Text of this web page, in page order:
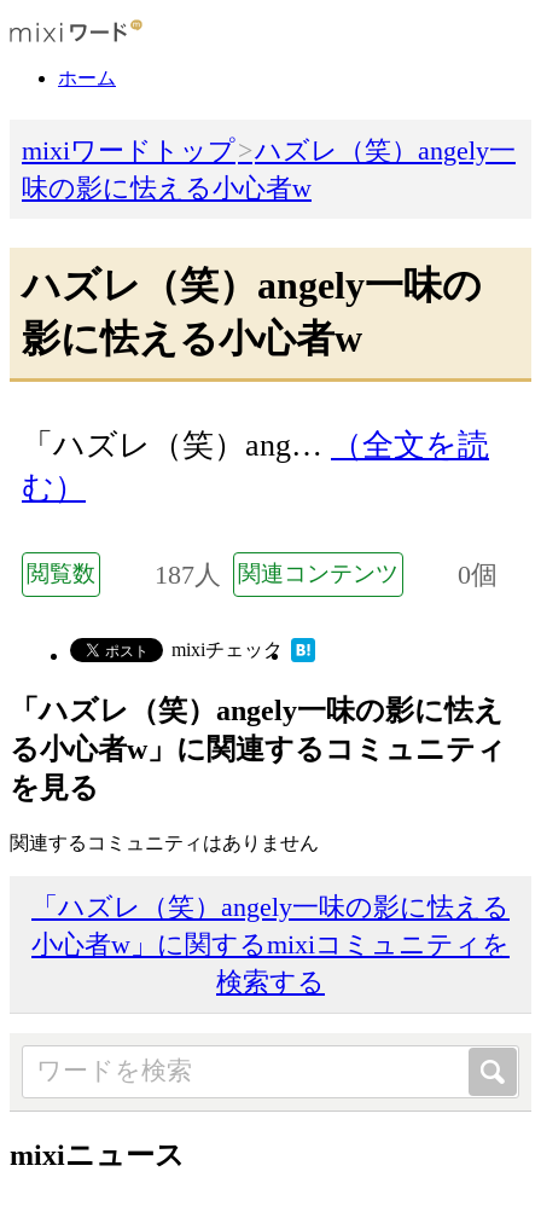
ホーム
mixiワードトップ
ハズレ（笑）angely一
味の影に怯える小心者w
ハズレ（笑）angely一味の
影に怯える小心者w
「ハズレ（笑）ang…
（全文を読
む）
閲覧数 187人 関連コンテンツ 0個
mixiチェック
「ハズレ（笑）angely一味の影に怯え
る小心者w」に関連するコミュニティ
を見る
関連するコミュニティはありません
「ハズレ（笑）angely一味の影に怯える
小心者w」に関するmixiコミュニティを
検索する
mixiニュース